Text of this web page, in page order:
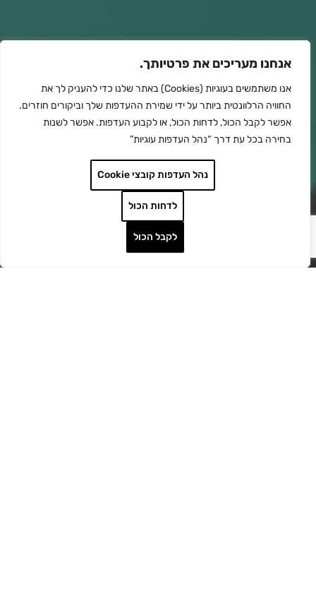
אנחנו מעריכים את פרטיותך.
אנו משתמשים בעוגיות (Cookies) באתר שלנו כדי להעניק לך את
החוויה הרלוונטית ביותר על ידי שמירת ההעדפות שלך וביקורים חוזרים.
אפשר לקבל הכול, לדחות הכול, או לקבוע העדפות. אפשר לשנות
בחירה בכל עת דרך “נהל העדפות עוגיות”
נהל העדפות קובצי Cookie
לדחות הכול
לקבל הכול